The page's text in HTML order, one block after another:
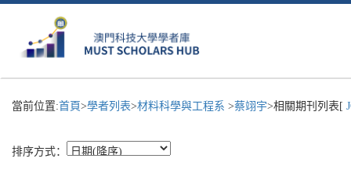
當前位置:首頁>學者列表>材料科學與工程系 >蔡翊宇>相關期刊列表[
排序方式：